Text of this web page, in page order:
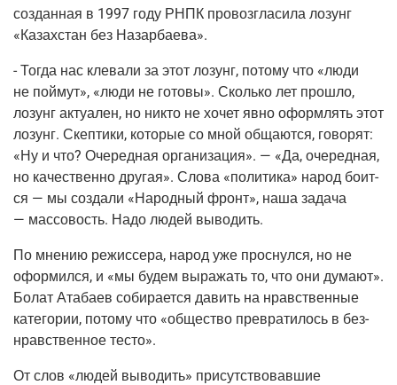
создан­ная в 1997 году РНПК про­воз­гла­си­ла лозунг
«Казах­стан без Назарбаева».
- Тогда нас кле­ва­ли за этот лозунг, пото­му что «люди
не пой­мут», «люди не гото­вы». Сколь­ко лет про­шло,
лозунг актуа­лен, но никто не хочет явно оформ­лять этот
лозунг. Скеп­ти­ки, кото­рые со мной обща­ют­ся, гово­рят:
«Ну и что? Оче­ред­ная орга­ни­за­ция». — «Да, оче­ред­ная,
но каче­ствен­но дру­гая». Сло­ва «поли­ти­ка» народ боит­
ся — мы созда­ли «Народ­ный фронт», наша зада­ча
— мас­со­вость. Надо людей выводить.
По мне­нию режис­се­ра, народ уже проснул­ся, но не
офор­мил­ся, и «мы будем выра­жать то, что они дума­ют».
Болат Ата­ба­ев соби­ра­ет­ся давить на нрав­ствен­ные
кате­го­рии, пото­му что «обще­ство пре­вра­ти­лось в без­
нрав­ствен­ное тесто».
От слов «людей выво­дить» при­сут­ство­вав­шие